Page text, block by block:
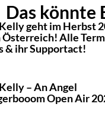
Das könnte
geht im Herbst
Österreich! Alle
& ihr Supportact!
– An Angel
Open Air